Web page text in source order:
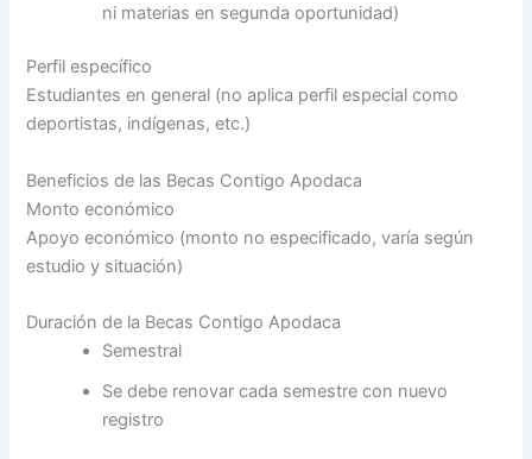
ni materias en segunda oportunidad)
Perfil específico
Estudiantes en general (no aplica perfil especial como
deportistas, indígenas, etc.)
Beneficios de las Becas Contigo Apodaca
Monto económico
Apoyo económico (monto no especificado, varía según
estudio y situación)
Duración de la Becas Contigo Apodaca
Semestral
Se debe renovar cada semestre con nuevo
registro